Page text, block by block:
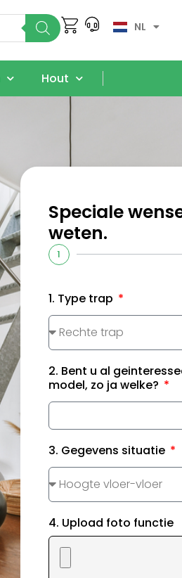
NL
Hout
Speciale
weten.
1
1. Type trap
2. Bent u al
model, zo ja welke?
3. Gegevens situatie
4. Upload foto functie